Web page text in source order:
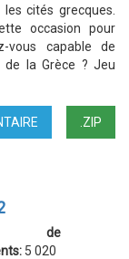
cités grecques.
occasion pour
vous capable de
la Grèce ? Jeu
.ZIP
de
5 020